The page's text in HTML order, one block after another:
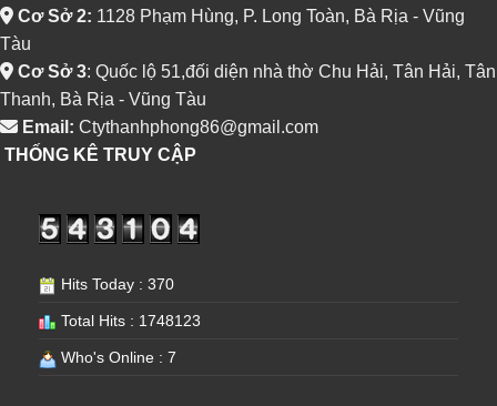
Cơ Sở 2: 1128 Phạm Hùng, P. Long Toàn, Bà Rịa - Vũng
Tàu
Cơ Sở 3: Quốc lộ 51,đối diện nhà thờ Chu Hải, Tân Hải, Tân
Thanh, Bà Rịa - Vũng Tàu
Email: Ctythanhphong86@gmail.com
THỐNG KÊ TRUY CẬP
Hits Today : 370
Total Hits : 1748123
Who's Online : 7